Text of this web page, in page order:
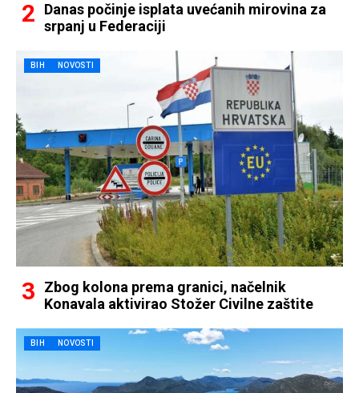
Danas počinje isplata uvećanih mirovina za
srpanj u Federaciji
BIH NOVOSTI
Zbog kolona prema granici, načelnik
Konavala aktivirao Stožer Civilne zaštite
BIH NOVOSTI